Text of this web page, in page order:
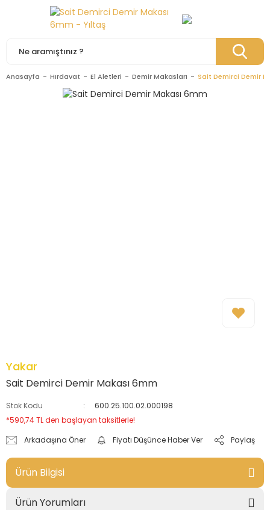
Anasayfa Hırdavat El Aletleri Demir Makasları Sait Demirci Demir
Yakar
Sait Demirci Demir Makası 6mm
Stok Kodu
600.25.100.02.000198
*590,74 TL den başlayan taksitlerle!
Arkadaşına Öner
Fiyatı Düşünce Haber Ver Paylaş
Ürün Bilgisi
Ürün Yorumları